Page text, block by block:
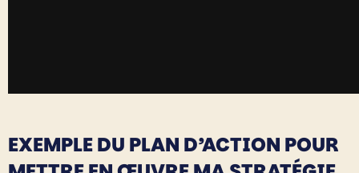
EXEMPLE DU PLAN D’ACTION POUR